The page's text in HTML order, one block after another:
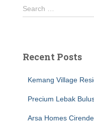
S
e
h
Search …
Recent Posts
Kemang Village
Precium Lebak
Arsa Homes